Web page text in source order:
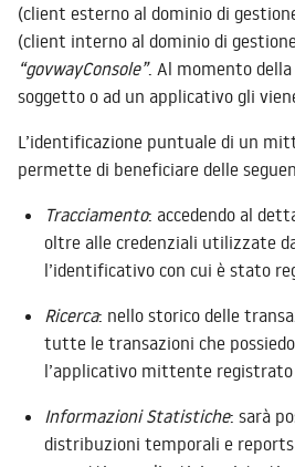
(client esterno al dominio di
(client interno al dominio di
“govwayConsole”. Al momento
soggetto o ad un applicativo gli
L’identificazione puntuale di un
permette di beneficiare delle
Tracciamento: accedendo al
oltre alle credenziali utilizzate
l’identificativo con cui è stato
Ricerca: nello storico delle
tutte le transazioni che
l’applicativo mittente registrato
Informazioni Statistiche: sarà
distribuzioni temporali e